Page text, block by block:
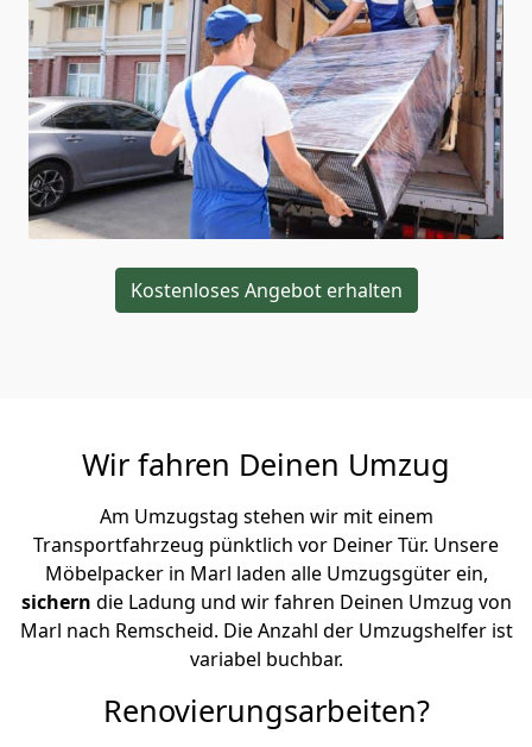
Kostenloses Angebot erhalten
Wir fahren Deinen Umzug
Am Umzugstag stehen wir mit einem
Transportfahrzeug pünktlich vor Deiner Tür. Unsere
Möbelpacker in Marl laden alle Umzugsgüter ein,
sichern die Ladung und wir fahren Deinen Umzug von
Marl nach Remscheid. Die Anzahl der Umzugshelfer ist
variabel buchbar.
Renovierungsarbeiten?